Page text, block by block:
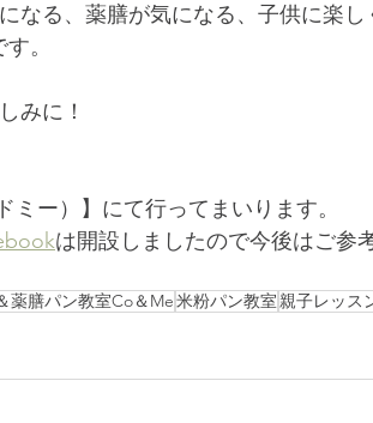
なる、薬膳が気になる、子供に楽し
。
みに！
ミー）】にて行ってまいります。
は開設しましたので今後はご参
薬膳パン教室Co＆Me米粉パン教室親子レッス